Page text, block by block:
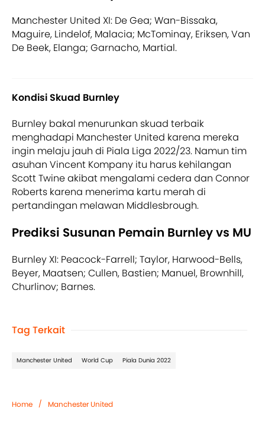
Manchester United XI: De Gea; Wan-Bissaka,
Maguire, Lindelof, Malacia; McTominay, Eriksen, Van
De Beek, Elanga; Garnacho, Martial.
Kondisi Skuad Burnley
Burnley bakal menurunkan skuad terbaik
menghadapi Manchester United karena mereka
ingin melaju jauh di Piala Liga 2022/23. Namun tim
asuhan Vincent Kompany itu harus kehilangan
Scott Twine akibat mengalami cedera dan Connor
Roberts karena menerima kartu merah di
pertandingan melawan Middlesbrough.
Prediksi Susunan Pemain Burnley vs MU
Burnley XI: Peacock-Farrell; Taylor, Harwood-Bells,
Beyer, Maatsen; Cullen, Bastien; Manuel, Brownhill,
Churlinov; Barnes.
Tag Terkait
Manchester United World Cup Piala Dunia 2022
Home / Manchester United